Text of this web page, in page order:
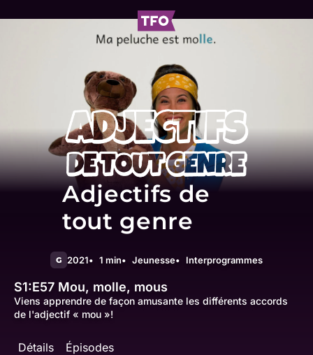
Adjectifs de
tout genre
G 2021 1 min Jeunesse Interprogrammes
S1:E57 Mou, molle, mous
Viens apprendre de façon amusante les différents accords
de l'adjectif « mou »!
Détails Épisodes